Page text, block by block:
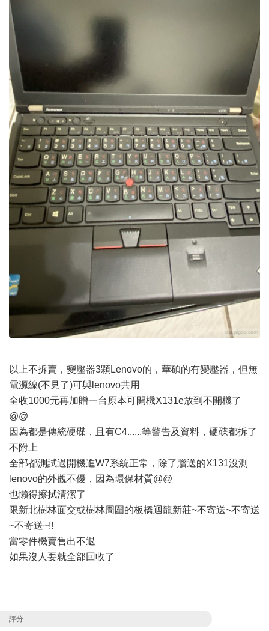
以上不拆賣，變壓器3顆Lenovo的，華碩的有變壓器，但無
電源線(不見了)可與lenovo共用
全收1000元再加贈一台原本可開機X131e放到不開機了
@@
因為都是傳統硬碟，且有C4......等警告及資料，硬碟都拆了
不附上
全部都測試過開機進W7系統正常，除了贈送的X131沒測
lenovo的外觀不優，因為環保材質@@
也懶得擦拭清潔了
限新北樹林面交或樹林周圍的板橋迴龍新莊~不寄送~不寄送
~不寄送~!!
當零件機賣售出不退
如果沒人要就全部回收了
評分